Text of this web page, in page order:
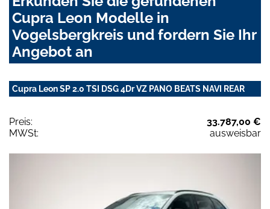
Cupra Leon Modelle in
Vogelsbergkreis und fordern Sie Ihr
Angebot an
Cupra Leon SP 2.0 TSI DSG 4Dr VZ PANO BEATS NAVI REAR
Preis:
33.787,00 €
MWSt:
ausweisbar